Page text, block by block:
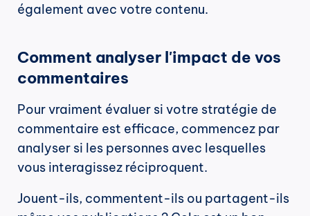
également avec votre contenu.
Comment analyser l'impact de vos
commentaires
Pour vraiment évaluer si votre stratégie de
commentaire est efficace, commencez par
analyser si les personnes avec lesquelles
vous interagissez réciproquent.
Jouent-ils, commentent-ils ou partagent-ils